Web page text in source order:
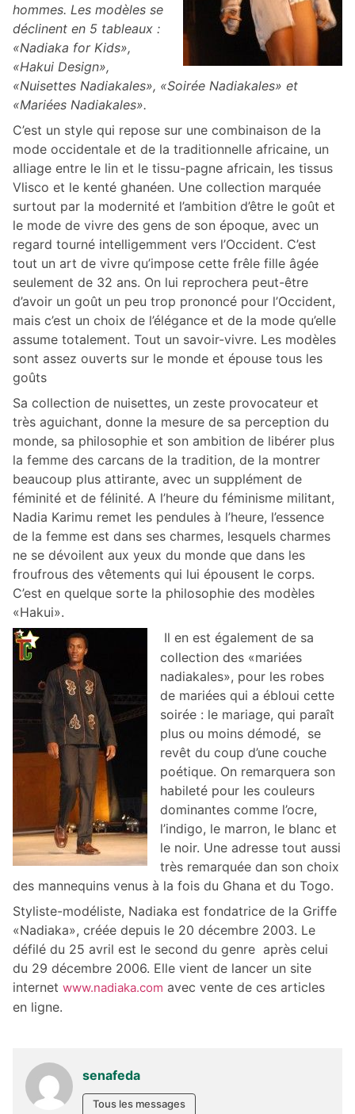
hommes. Les modèles se
déclinent en 5 tableaux :
«Nadiaka for Kids»,
«Hakui Design»,
«Nuisettes Nadiakales», «Soirée Nadiakales» et
«Mariées Nadiakales».
C’est un style qui repose sur une combinaison de la
mode occidentale et de la traditionnelle africaine, un
alliage entre le lin et le tissu-pagne africain, les tissus
Vlisco et le kenté ghanéen. Une collection marquée
surtout par la modernité et l’ambition d’être le goût et
le mode de vivre des gens de son époque, avec un
regard tourné intelligemment vers l’Occident. C’est
tout un art de vivre qu’impose cette frêle fille âgée
seulement de 32 ans. On lui reprochera peut-être
d’avoir un goût un peu trop prononcé pour l’Occident,
mais c’est un choix de l’élégance et de la mode qu’elle
assume totalement. Tout un savoir-vivre. Les modèles
sont assez ouverts sur le monde et épouse tous les
goûts
Sa collection de nuisettes, un zeste provocateur et
très aguichant, donne la mesure de sa perception du
monde, sa philosophie et son ambition de libérer plus
la femme des carcans de la tradition, de la montrer
beaucoup plus attirante, avec un supplément de
féminité et de félinité. A l’heure du féminisme militant,
Nadia Karimu remet les pendules à l’heure, l’essence
de la femme est dans ses charmes, lesquels charmes
ne se dévoilent aux yeux du monde que dans les
froufrous des vêtements qui lui épousent le corps.
C’est en quelque sorte la philosophie des modèles
«Hakui».
Il en est également de sa
collection des «mariées
nadiakales», pour les robes
de mariées qui a ébloui cette
soirée : le mariage, qui paraît
plus ou moins démodé, se
revêt du coup d’une couche
poétique. On remarquera son
habileté pour les couleurs
dominantes comme l’ocre,
l’indigo, le marron, le blanc et
le noir. Une adresse tout aussi
très remarquée dan son choix
des mannequins venus à la fois du Ghana et du Togo.
Styliste-modéliste, Nadiaka est fondatrice de la Griffe
«Nadiaka», créée depuis le 20 décembre 2003. Le
défilé du 25 avril est le second du genre après celui
du 29 décembre 2006. Elle vient de lancer un site
internet www.nadiaka.com avec vente de ces articles
en ligne.
senafeda
Tous les messages